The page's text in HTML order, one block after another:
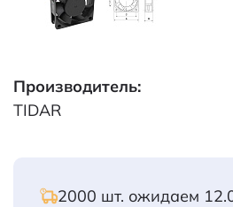
Производитель:
TIDAR
2000 шт. ожидаем